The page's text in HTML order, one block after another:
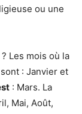
ou une
Les mois où la
: Janvier et
: Mars. La
Mai, Août,